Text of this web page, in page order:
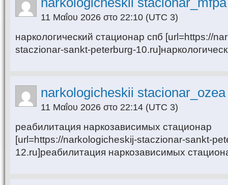
11 Μαΐου 2026 στο 22:10 (UTC 3)
наркологический стационар спб [url=https://
staczionar-sankt-peterburg-
narkologicheskii stacionar_ozea
11 Μαΐου 2026 στο 22:14 (UTC 3)
реабилитация наркозависимых стационар
[url=https://narkologicheskij-staczionar-sankt-
12.ru]реабилитация наркозависимых